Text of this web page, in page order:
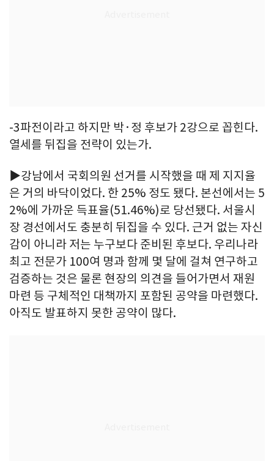
-3파전이라고 하지만 박·정 후보가 2강으로 꼽힌다.
열세를 뒤집을 전략이 있는가.
▶강남에서 국회의원 선거를 시작했을 때 제 지지율
은 거의 바닥이었다. 한 25% 정도 됐다. 본선에서는 5
2%에 가까운 득표율(51.46%)로 당선됐다. 서울시
장 경선에서도 충분히 뒤집을 수 있다. 근거 없는 자신
감이 아니라 저는 누구보다 준비된 후보다. 우리나라
최고 전문가 100여 명과 함께 몇 달에 걸쳐 연구하고
검증하는 것은 물론 현장의 의견을 들어가면서 재원
마련 등 구체적인 대책까지 포함된 공약을 마련했다.
아직도 발표하지 못한 공약이 많다.